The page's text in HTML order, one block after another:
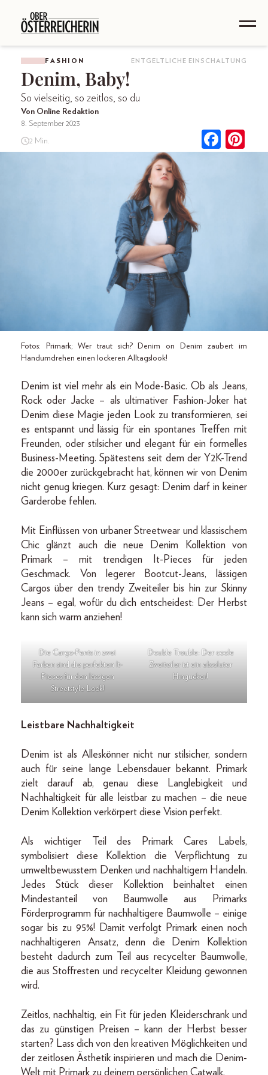
FASHION ENTGELTLICHE EINSCHALTUNG
Denim, Baby!
So vielseitig, so zeitlos, so du
Von Online Redaktion
8. September 2023
2 Min.
Fotos: Primark; Wer traut sich? Denim on Denim zaubert im
Handumdrehen einen lockeren Alltagslook!
Denim ist viel mehr als ein Mode-Basic. Ob als Jeans,
Rock oder Jacke – als ultimativer Fashion-Joker hat
Denim diese Magie jeden Look zu transformieren, sei
es entspannt und lässig für ein spontanes Treffen mit
Freunden, oder stilsicher und elegant für ein formelles
Business-Meeting. Spätestens seit dem der Y2K-Trend
die 2000er zurückgebracht hat, können wir von Denim
nicht genug kriegen. Kurz gesagt: Denim darf in keiner
Garderobe fehlen.
Mit Einflüssen von urbaner Streetwear und klassischem
Chic glänzt auch die neue Denim Kollektion von
Primark – mit trendigen It-Pieces für jeden
Geschmack. Von legerer Bootcut-Jeans, lässigen
Cargos über den trendy Zweiteiler bis hin zur Skinny
Jeans – egal, wofür du dich entscheidest: Der Herbst
kann sich warm anziehen!
Die Cargo-Pants in zwei
Farben sind die perfekten It-
Pieces für den lässigen
Streetstyle-Look!
Double Trouble: Der coole
Zweiteiler ist ein absoluter
Hingucker!
Leistbare Nachhaltigkeit
Denim ist als Alleskönner nicht nur stilsicher, sondern
auch für seine lange Lebensdauer bekannt. Primark
zielt darauf ab, genau diese Langlebigkeit und
Nachhaltigkeit für alle leistbar zu machen – die neue
Denim Kollektion verkörpert diese Vision perfekt.
Als wichtiger Teil des Primark Cares Labels,
symbolisiert diese Kollektion die Verpflichtung zu
umweltbewusstem Denken und nachhaltigem Handeln.
Jedes Stück dieser Kollektion beinhaltet einen
Mindestanteil von Baumwolle aus Primarks
Förderprogramm für nachhaltigere Baumwolle – einige
sogar bis zu 95%! Damit verfolgt Primark einen noch
nachhaltigeren Ansatz, denn die Denim Kollektion
besteht dadurch zum Teil aus recycelter Baumwolle,
die aus Stoffresten und recycelter Kleidung gewonnen
wird.
Zeitlos, nachhaltig, ein Fit für jeden Kleiderschrank und
das zu günstigen Preisen – kann der Herbst besser
starten? Lass dich von den kreativen Möglichkeiten und
der zeitlosen Ästhetik inspirieren und mach die Denim-
Welt mit Primark zu deinem persönlichen Catwalk.